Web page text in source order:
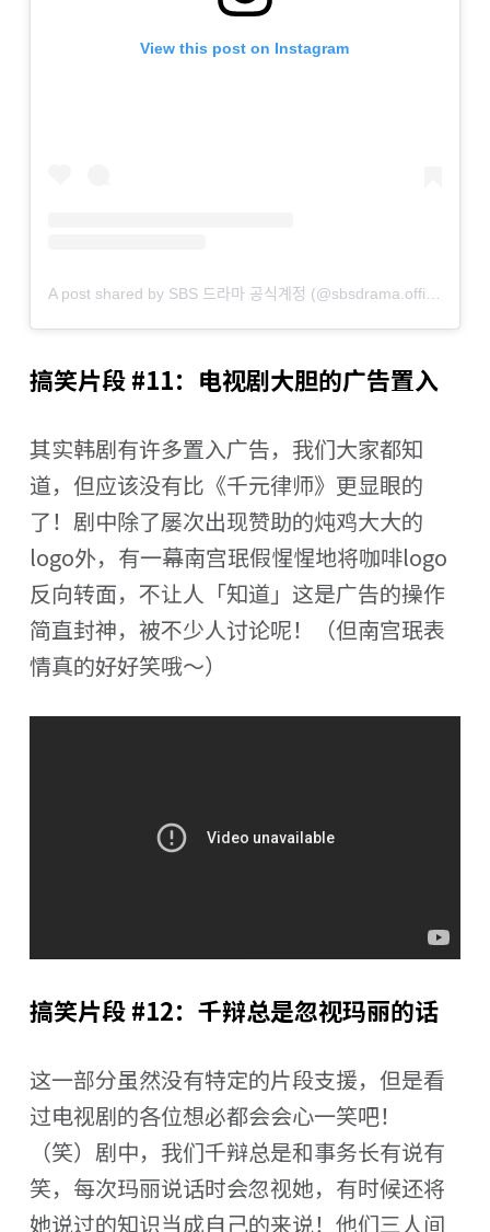
View this post on Instagram
A post shared by SBS 드라마 공식계정 (@sbsdrama.official)
搞笑片段 #11：电视剧大胆的广告置入
其实韩剧有许多置入广告，我们大家都知
道，但应该没有比《千元律师》更显眼的
了！剧中除了屡次出现赞助的炖鸡大大的
logo外，有一幕南宫珉假惺惺地将咖啡logo
反向转面，不让人「知道」这是广告的操作
简直封神，被不少人讨论呢！（但南宫珉表
情真的好好笑哦～）
搞笑片段 #12：千辩总是忽视玛丽的话
这一部分虽然没有特定的片段支援，但是看
过电视剧的各位想必都会会心一笑吧！
（笑）剧中，我们千辩总是和事务长有说有
笑，每次玛丽说话时会忽视她，有时候还将
她说过的知识当成自己的来说！他们三人间